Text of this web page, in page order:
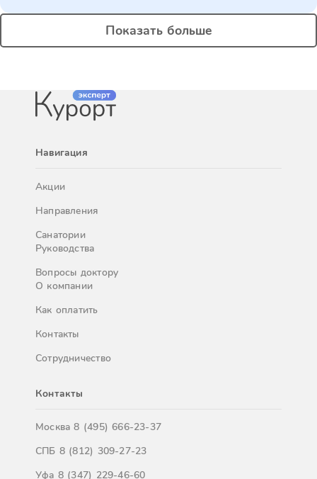
Показать больше
Навигация
Акции
Направления
Санатории
Руководства
Вопросы доктору
О компании
Как оплатить
Контакты
Сотрудничество
Контакты
Москва8 (495) 666-23-37
СПБ 8 (812) 309-27-23
Уфа 8 (347) 229-46-60